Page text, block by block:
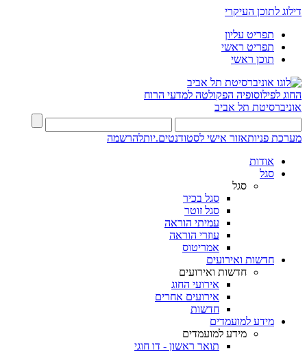
דילוג לתוכן העיקרי
תפריט עליון
תפריט ראשי
תוכן ראשי
החוג לפילוסופיה הפקולטה למדעי הרוח
אוניברסיטת תל אביב
מערכת פניותאזור אישי לסטודנטים.יותלהרשמה
אודות
סגל
סגל
סגל בכיר
סגל זוטר
עמיתי הוראה
עוזרי הוראה
אמריטוס
חדשות ואירועים
חדשות ואירועים
אירועי החוג
אירועים אחרים
חדשות
מידע למועמדים
מידע למועמדים
תואר ראשון - דו חוגי